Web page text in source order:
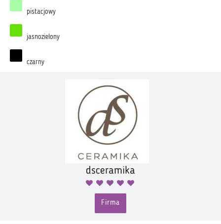
pistacjowy
jasnozielony
czarny
dsceramika
Firma